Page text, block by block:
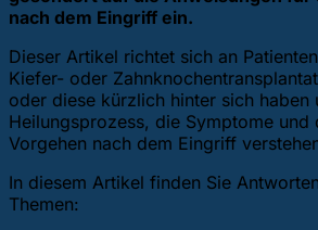
nach dem Eingriff ein.
Dieser Artikel richtet sich an
Kiefer- oder
oder diese kürzlich hinter sich haben
Heilungsprozess, die Symptome und
Vorgehen nach dem Eingriff
In diesem Artikel finden Sie
Themen: